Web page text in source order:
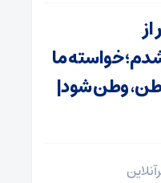
خواسته ما
وطن شود|